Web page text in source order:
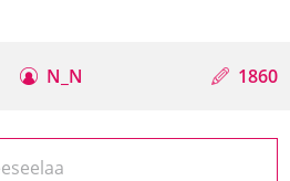
N_N 1860